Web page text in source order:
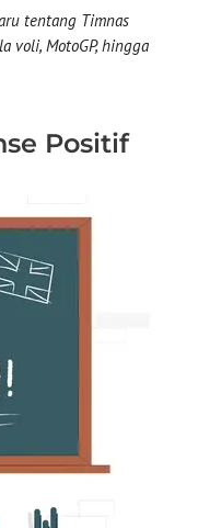
tentang Timnas
voli, MotoGP, hingga
Positif